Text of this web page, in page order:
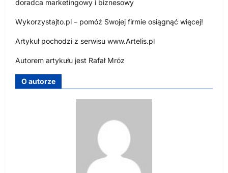
doradca marketingowy i biznesowy
Wykorzystajto.pl – pomóż Swojej firmie osiągnąć więcej!
Artykuł pochodzi z serwisu www.Artelis.pl
Autorem artykułu jest Rafał Mróz
O autorze